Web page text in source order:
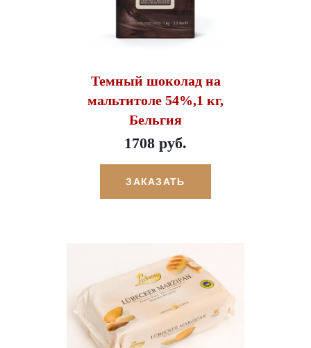
Темный шоколад на
мальтитоле 54%,1 кг,
Бельгия
1708 руб.
ЗАКАЗАТЬ